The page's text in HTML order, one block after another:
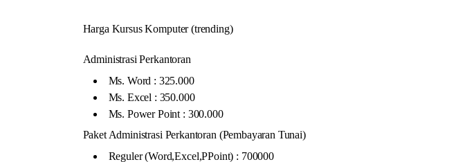
Harga Kursus Komputer (trending)
Administrasi Perkantoran
Ms. Word : 325.000
Ms. Excel : 350.000
Ms. Power Point : 300.000
Paket Administrasi Perkantoran (Pembayaran Tunai)
Reguler (Word,Excel,PPoint) : 700000